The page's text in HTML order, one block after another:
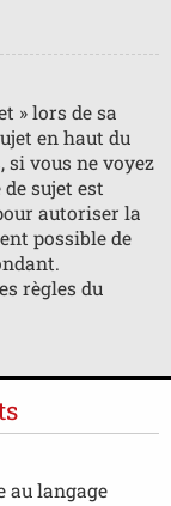
» lors de sa
en haut du
si vous ne voyez
sujet est
autoriser la
possible de
règles du
au langage